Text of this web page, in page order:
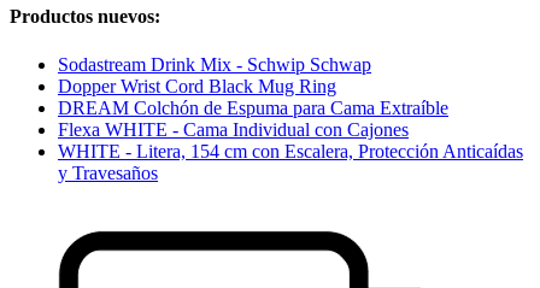
Productos nuevos:
Sodastream Drink Mix - Schwip Schwap
Dopper Wrist Cord Black Mug Ring
DREAM Colchón de Espuma para Cama Extraíble
Flexa WHITE - Cama Individual con Cajones
WHITE - Litera, 154 cm con Escalera, Protección Anticaídas
y Travesaños